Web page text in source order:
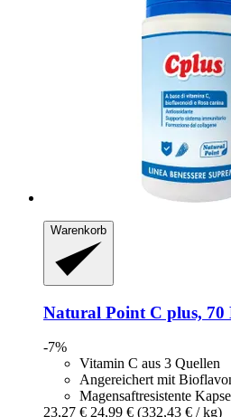
Warenkorb
Natural Point C plus, 70
-7%
Vitamin C aus 3 Quellen
Angereichert mit
Magensaftresistente
23,27 € 24,99 € (332,43 € / kg)